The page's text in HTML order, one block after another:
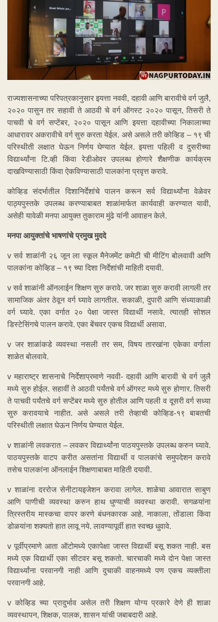
राज्यशासनाच्या परिपत्रकानुसार इयत्ता नववी, दहावी आणि बारावीचे वर्ग जुलै,
२०२० पासुन तर सहावी ते आठवी चे वर्ग ऑगस्ट २०२० पासून, तिसरी ते
पाचवी चे वर्ग सप्टेंबर, २०२० पासून आणि इयत्ता दहावीच्या निकालाच्या
आधारावर अकरावीचे वर्ग सुरु करता येईल. असे असले तरी कोव्हिड – १९ ची
परिस्थीती लक्षात घेऊन निर्णय घेण्यात येईल. इयत्ता पहिली व दुसरीच्या
विद्यार्थ्यांना टि.व्ही किंवा रेडीओवर उपलब्ध होणारे शैक्षणीक कार्यक्रम
दाखविण्यासाठी किंवा ऐकविण्यासाठी पालकांना प्रवृत्त करावे.
कोव्हिड संदर्भातील दिशानिर्देशांचे पालन करून सर्व विद्यार्थ्यांना वेळेवर
पाठ्यपुस्तके उपलब्ध करण्याबाबत शाळांमार्फत कार्यवाही करण्यात यावी,
असेही यावेळी मनपा आयुक्त तुकाराम मुंढे यांनी आवाहन केले.
मनपा आयुक्तांचे भाषणांचे प्रमुख मुददे
v सर्व शाळांनी २६ जून ला स्कूल मैनेजमेंट कमेटी ची मीटिंग बोलवावी आणि
पालकांना कोव्हिड – १९ च्या दिशा निर्देशांची माहिती दयावी.
v सर्व शाळांनी ऑनलाईन शिक्षण सुरु करावे. जर शाळा सुरु करावी लागली तर
सामाजिक अंतर ठेवून वर्ग घ्यावे लागतील. सकाळी, दुपारी आणि संध्याकाळी
वर्ग घ्यावे. एका वर्गात २० पेक्षा जास्त विद्यार्थी नसावे. त्यातही सोशल
डिस्टेसिंगचे पालन करावे. एका बेंचवर एकच विद्यार्थी असावा.
v जर शाळांकडे व्यवस्था नसली तर सम, विषय तारखांना एकेका वर्गाला
शाळेत बोलवावे.
v महाराष्ट्र शासनाचे निर्देशाप्रमाणे नववी- दहावी आणि बारावी चे वर्ग जुलै
मध्ये सुरु होईल. सहावीं ते आठवी पर्यंतचे वर्ग ऑगस्ट मध्ये सुरु होणार. तिसरी
ते पाचवी पर्यंतचे वर्ग सप्टेंबर मध्ये सुरु होतील आणि पहली व दूसरी वर्ग सध्या
सुरु करावयाचे नाहीत. असे असले तरी तेव्हाची कोव्हिड-१९ बाबतची
परिस्थीती लक्षात घेऊन निर्णय घेण्यात येईल.
v शाळांनी लवकरात – लवकर विद्यार्थ्यांना पाठयपुस्तके उपलब्ध करुन घ्यावे.
पाठयपुस्तके वाटप करीत असतांना विद्यार्थी व पालकांचे समुपदेशन करावे
तसेच पालकांना ऑनलाईन शिक्षणाबाबत माहिती दयावी.
v शाळांना दररोज सेनीटायइजेशन करावा लागेल. शाळेचा आवारात साबुण
आणि पाणीची व्यवस्था करुन हाथ धुण्याची व्यवस्था करावी. सगळयांना
त्रिस्तरीय मास्कचा वापर करणे बंधनकारक आहे. नाकाला, तोंडाला किंवा
डोळयांना शक्यतो हात लावू नये. लावण्यापूर्वी हात स्वच्छ धुवावे.
v पूर्वीप्रमाणे आता ऑटोमध्ये एकापेक्षा जास्त विद्यार्थी बसू शकत नाही. बस
मध्ये एक विद्यार्थी एका सीटवर बसू शकतो. चारचाकी मध्ये दोन पेक्षा जास्त
विद्यार्थ्यांना परवानगी नाही आणि दुचाकी वाहनमध्ये पण एकच व्यक्तीला
परवानगी आहे.
v कोव्हिड च्या प्रादुर्भाव असेल तरी शिक्षण योग्य प्रकारे देणे ही शाळा
व्यवस्थापन, शिक्षक, पालक, शासन यांची जबाबदारी आहे.